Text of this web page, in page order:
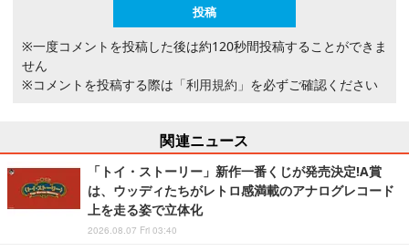
※一度コメントを投稿した後は約120秒間投稿することができま
せん
※コメントを投稿する際は 「利用規約」 を必ずご確認ください
関連ニュース
「トイ・ストーリー」新作一番くじが発売決定!A賞
は、ウッディたちがレトロ感満載のアナログレコード
上を走る姿で立体化
2026.08.07 Fri 03:40